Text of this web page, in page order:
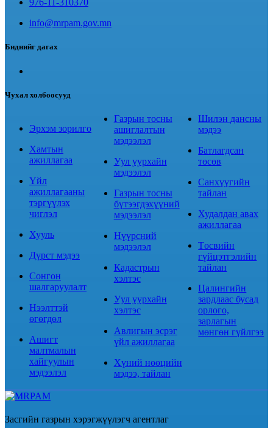
976-11-310370
info@mrpam.gov.mn
Биднийг дагах
Чухал холбоосууд
Эрхэм зорилго
Хамтын
ажиллагаа
Үйл
ажиллагааны
тэргүүлэх
чиглэл
Хууль
Дүрст мэдээ
Сонгон
шалгаруулалт
Нээлттэй
өгөгдөл
Ашигт
малтмалын
хайгуулын
мэдээлэл
Газрын тосны
ашиглалтын
мэдээлэл
Уул уурхайн
мэдээлэл
Газрын тосны
бүтээгдэхүүний
мэдээлэл
Нүүрсний
мэдээлэл
Кадастрын
хэлтэс
Уул уурхайн
хэлтэс
Авлигын эсрэг
үйл ажиллагаа
Хүний нөөцийн
мэдээ, тайлан
Шилэн дансны
мэдээ
Батлагдсан
төсөв
Санхүүгийн
тайлан
Худалдан авах
ажиллагаа
Төсвийн
гүйцэтгэлийн
тайлан
Цалингийн
зардлаас бусад
орлого,
зарлагын
мөнгөн гүйлгээ
Засгийн газрын хэрэгжүүлэгч агентлаг